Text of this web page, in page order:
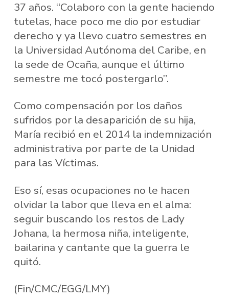
37 años. “Colaboro con la gente haciendo
tutelas, hace poco me dio por estudiar
derecho y ya llevo cuatro semestres en
la Universidad Autónoma del Caribe, en
la sede de Ocaña, aunque el último
semestre me tocó postergarlo”.
Como compensación por los daños
sufridos por la desaparición de su hija,
María recibió en el 2014 la indemnización
administrativa por parte de la Unidad
para las Víctimas.
Eso sí, esas ocupaciones no le hacen
olvidar la labor que lleva en el alma:
seguir buscando los restos de Lady
Johana, la hermosa niña, inteligente,
bailarina y cantante que la guerra le
quitó.
(Fin/CMC/EGG/LMY)